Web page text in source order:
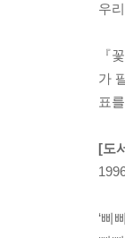
우
『
가
표
[도
‘삐